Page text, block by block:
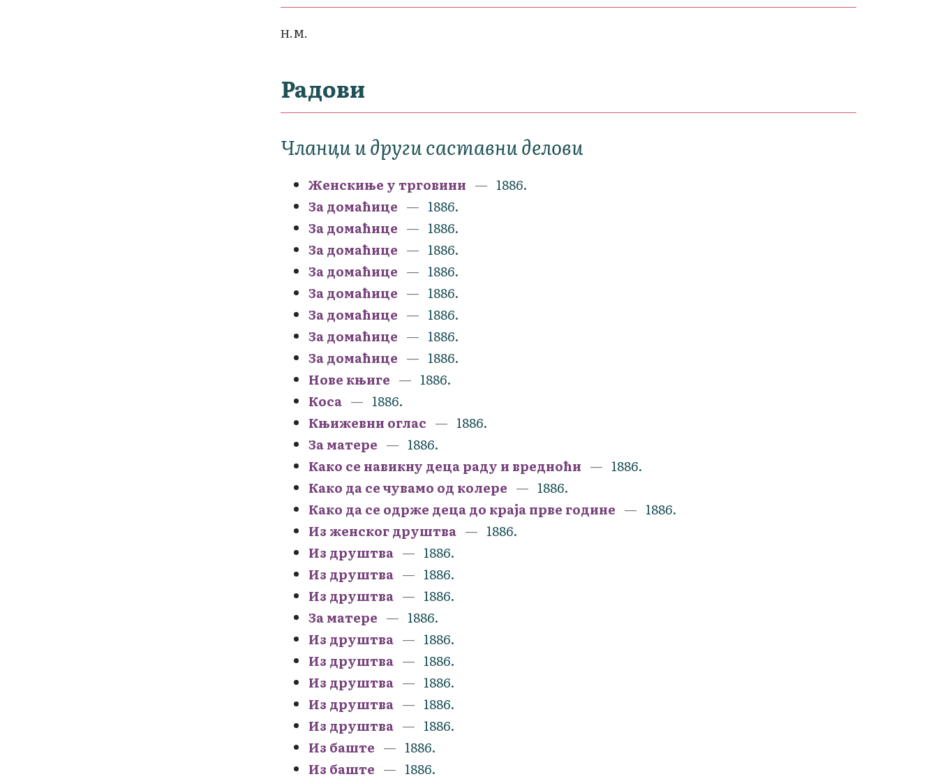
Н.М.
Радови
Чланци и други саставни делови
Женскиње у трговини
1886.
За домаћице
1886.
За домаћице
1886.
За домаћице
1886.
За домаћице
1886.
За домаћице
1886.
За домаћице
1886.
За домаћице
1886.
За домаћице
1886.
Нове књиге
1886.
Коса
1886.
Књижевни оглас
1886.
За матере
1886.
Како се навикну деца раду и вредноћи
1886.
Како да се чувамо од колере
1886.
Како да се одрже деца до краја прве године
1886.
Из женског друштва
1886.
Из друштва
1886.
Из друштва
1886.
Из друштва
1886.
За матере
1886.
Из друштва
1886.
Из друштва
1886.
Из друштва
1886.
Из друштва
1886.
Из друштва
1886.
Из баште
1886.
Из баште
1886.